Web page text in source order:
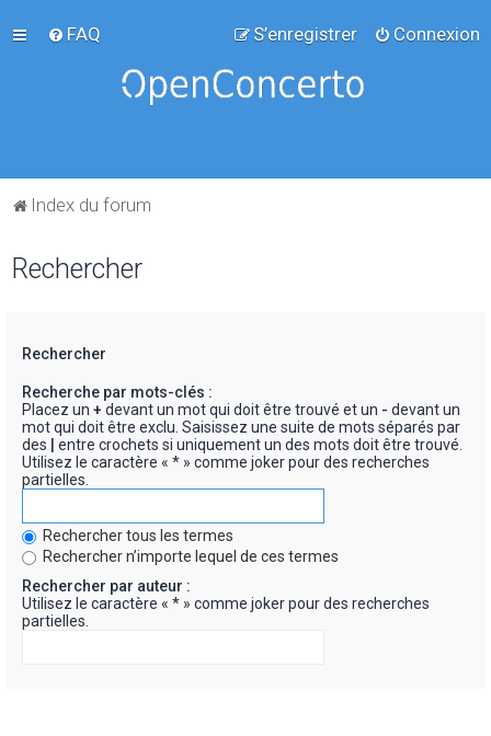
FAQ Connexion
S’enregistrer
Index du forum
Rechercher
Rechercher
Recherche par mots-clés :
Placez un + devant un mot qui doit être trouvé et un - devant un
mot qui doit être exclu. Saisissez une suite de mots séparés par
des
entre crochets si uniquement un des mots doit être trouvé.
Utilisez le caractère « * » comme joker pour des recherches
partielles.
Rechercher tous les termes
Rechercher n’importe lequel de ces termes
Rechercher par auteur :
Utilisez le caractère « * » comme joker pour des recherches
partielles.